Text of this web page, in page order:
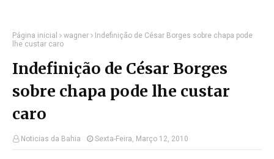
Página inicial wagner
Indefinição de César Borges sobre chapa pode
lhe custar caro
Indefinição de César Borges
sobre chapa pode lhe custar
caro
Noticias da Bahia Sexta-Feira, Março 12, 2010